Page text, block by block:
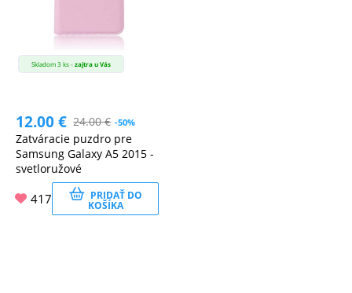
Skladom 3 ks -zajtra u Vás
12.00€ 24.00€ -50%
Zatváracie puzdro pre
Samsung Galaxy A5 2015 -
svetloružové
417 PRIDAŤ DO
KOŠÍKA